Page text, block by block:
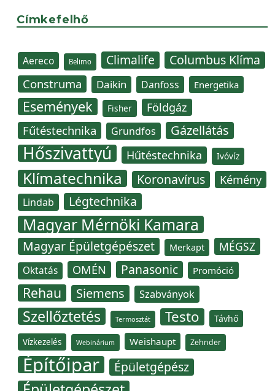
Címkefelhő
Aereco Belimo Climalife Columbus Klíma
Construma Daikin Danfoss Energetika
Események Fisher Földgáz
Fűtéstechnika Grundfos Gázellátás
Hőszivattyú Hűtéstechnika Ivóvíz
Klímatechnika Koronavírus Kémény
Lindab Légtechnika
Magyar Mérnöki Kamara
Magyar Épületgépészet Merkapt MÉGSZ
Oktatás OMÉN Panasonic Promóció
Rehau Siemens Szabványok
Szellőztetés Termosztát Testo Távhő
Vízkezelés Webinárium Weishaupt Zehnder
Építőipar Épületgépész